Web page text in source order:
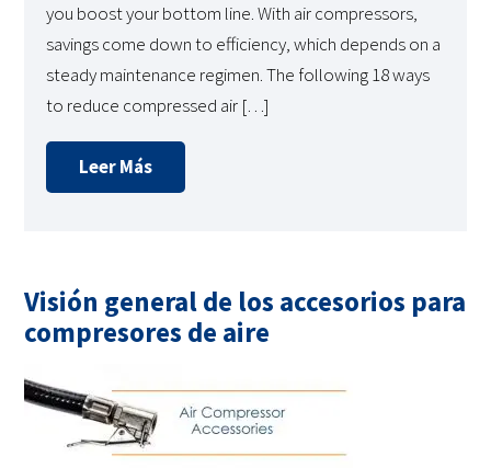
you boost your bottom line. With air compressors,
savings come down to efficiency, which depends on a
steady maintenance regimen. The following 18 ways
to reduce compressed air […]
Leer Más
Visión general de los accesorios para
compresores de aire